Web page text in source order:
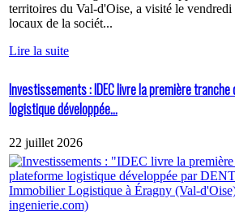
territoires du Val-d'Oise, a visité le
locaux de la sociét...
Lire la suite
Investissements : IDEC livre la première tranche
logistique développée...
22 juillet 2026